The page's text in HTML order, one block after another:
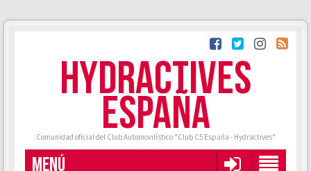
HYDRACTIVES
ESPAÑA
Comunidad oficial del Club Automovilístico "Club C5 España - Hydractives"
MENÚ